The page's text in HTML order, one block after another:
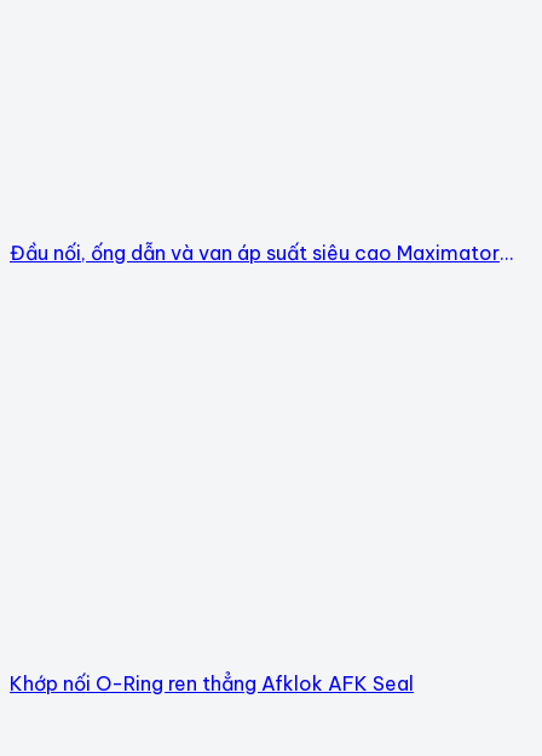
Đầu nối, ống dẫn và van áp suất siêu cao Maximator
Khớp nối O-Ring ren thẳng Afklok AFK Seal